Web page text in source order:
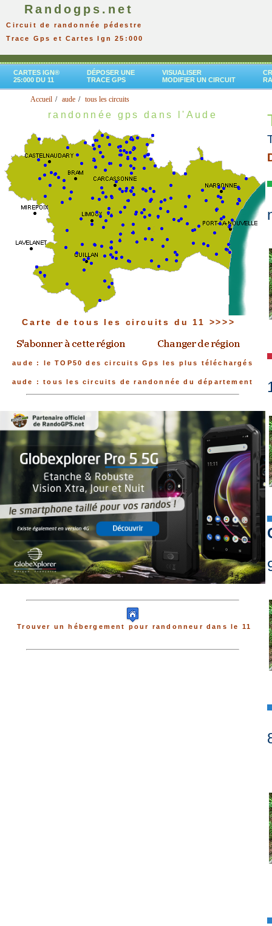
Randogps.net
Circuit de randonnée pédestre
Trace Gps et Cartes Ign 25:000
CARTES IGN®
25:000 DU 11
DÉPOSER UNE
TRACE GPS
VISUALISER
MODIFIER UN CIRCUIT
Accueil aude tous les circuits
randonnée gps dans l'Aude
Carte de tous les circuits du 11 >>>>
aude : le TOP50 des circuits Gps les plus téléchargés
aude : tous les circuits de randonnée du département
Trouver un hébergement pour randonneur dans le 11